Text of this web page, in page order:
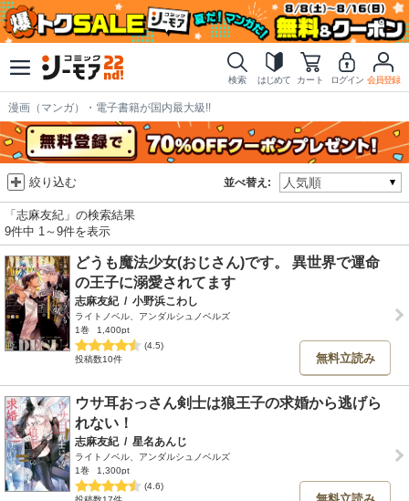
検索 はじめて カート ログイン 会員登録
漫画（マンガ）・電子書籍が国内最大級!!
並べ替え:
絞り込む
「志麻友紀」の検索結果
9件中 1～9件を表示
どうも魔法少女(おじさん)です。 異世界で運命
の王子に溺愛されてます
志麻友紀 / 小野浜こわし
ライトノベル、アンダルシュノベルズ
1巻
1,400pt
(4.5)
投稿数10件
無料立読み
ウサ耳おっさん剣士は狼王子の求婚から逃げら
れない！
志麻友紀 / 星名あんじ
ライトノベル、アンダルシュノベルズ
1巻
1,300pt
(4.6)